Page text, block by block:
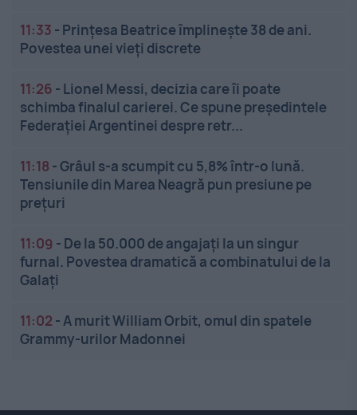
11:33 - Prințesa Beatrice împlinește 38 de ani.
Povestea unei vieți discrete
11:26 - Lionel Messi, decizia care îi poate
schimba finalul carierei. Ce spune președintele
Federației Argentinei despre retr...
11:18 -Grâul s-a scumpit cu 5,8% într-o lună.
Tensiunile din Marea Neagră pun presiune pe
prețuri
11:09 - De la 50.000 de angajați la un singur
furnal. Povestea dramatică a combinatului de la
Galați
11:02 -A murit William Orbit, omul din spatele
Grammy-urilor Madonnei